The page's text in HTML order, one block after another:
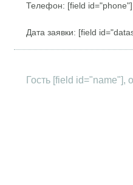
Телефон: [field id="phone"]
Дата заявки: [field
Гость [field id="name"],